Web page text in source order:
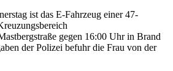
ist das E-Fahrzeug einer 47-
gegen 16:00 Uhr in Brand
der Polizei befuhr die Frau von der